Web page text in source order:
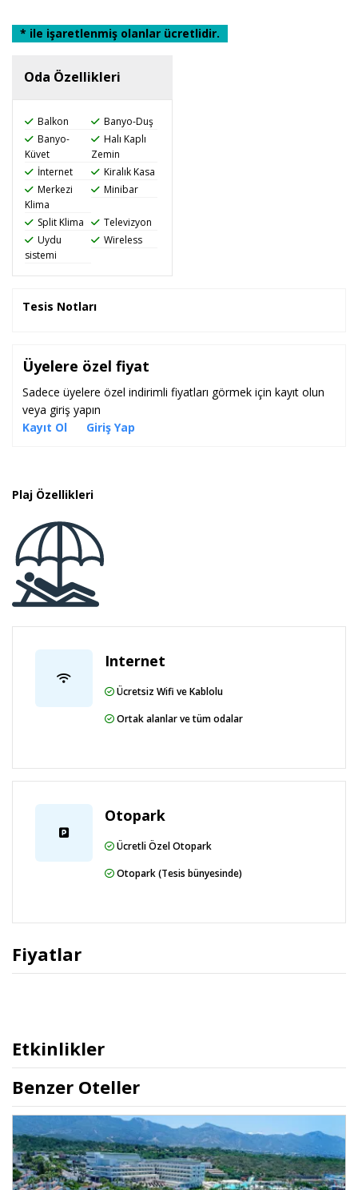
Oda Özellikleri
Balkon
Banyo-Duş
Banyo-
Küvet
Halı Kaplı
Zemin
İnternet
Kiralık Kasa
Merkezi
Klima
Minibar
Split Klima
Televizyon
Uydu
sistemi
Wireless
* ile işaretlenmiş olanlar ücretlidir.
Tesis Notları
Üyelere özel fiyat
Sadece üyelere özel indirimli fiyatları görmek için kayıt olun
veya giriş yapın
Kayıt Ol
Giriş Yap
Plaj Özellikleri
Internet
Ücretsiz Wifi ve Kablolu
Ortak alanlar ve tüm odalar
Otopark
Ücretli Özel Otopark
Otopark (Tesis bünyesinde)
Fiyatlar
Etkinlikler
Benzer Oteller